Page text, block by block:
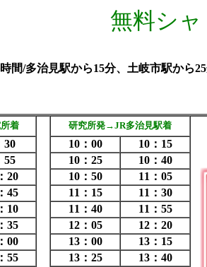
無料シ
間/多治見駅から15分、土岐市駅から
着 研究所発→JR多治見駅着
30 10：00
10：15
55 10：25
10：40
20 10：50
11：05
45 11：15
11：30
10 11：40
11：55
35 12：05
12：20
00 13：00
13：15
55 13：25
13：40